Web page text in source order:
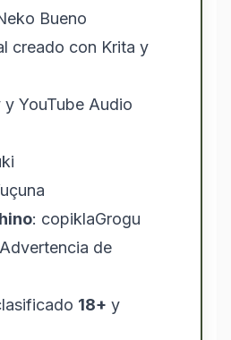
Bueno
creado con Krita y
y YouTube Audio
: copiklaGrogu
de
18+ y